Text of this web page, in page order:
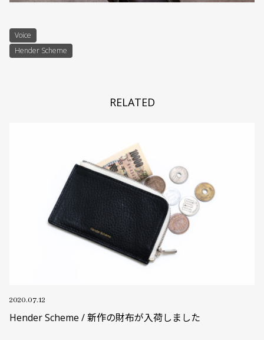
Voice
Hender Scheme
RELATED
2020.07.12
Hender Scheme / 新作の財布が入荷しました